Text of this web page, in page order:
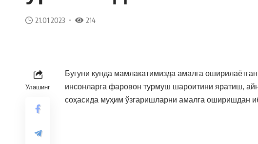
21.01.2023 214
Улашинг
Бугуни кунда мамлакатимизда амалга
инсонларга фаровон турмуш шароитини яратиш,
соҳасида муҳим ўзгаришларни амалга оширишдан